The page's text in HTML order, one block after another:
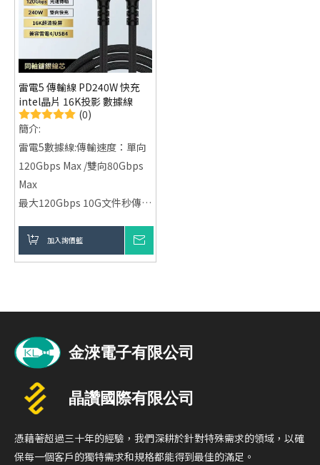
雷電5 傳輸線 PD240W 快充
intel晶片 16K投影 數據線
(0)
簡介:
雷電5數據線:傳輸速度：單向
120Gbps Max /雙向80Gbps
Max
最大120Gbps 10G文件秒傳輸
(JHL9480)
輸出：240W Max
線芯材質:同軸鍍銀線芯 (高導
外被材質:48錠高密度精密編織
,5000次抗彎折
加入詢價籃
憑藉著超過三十年的經驗，我們深耕於針對特殊需求的領域，以確
保每一個客戶的獨特需求和規格都能得到最佳的滿足。